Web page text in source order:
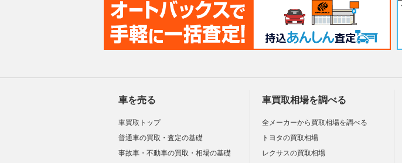
車を売る
車買取トップ
普通車の買取・査定の基礎
事故車・不動車の買取・相場の基礎
車買取相場を調べる
全メーカーから買取相場を調べる
トヨタの買取相場
レクサスの買取相場